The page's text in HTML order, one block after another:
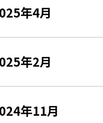
年4月
年2月
年11月